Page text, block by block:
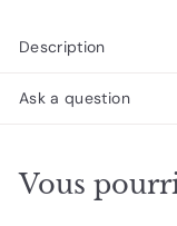
Description
Ask a question
Vous